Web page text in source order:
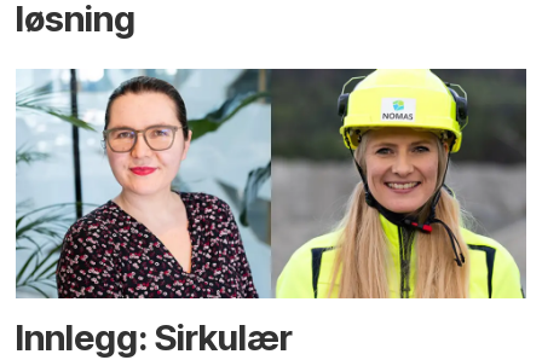
løsning
Innlegg: Sirkulær